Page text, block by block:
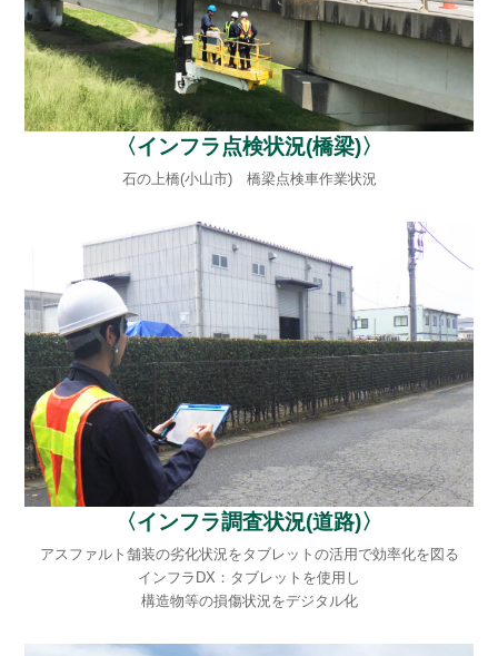
〈インフラ点検状況(橋梁)〉
石の上橋(小山市) 橋梁点検車作業状況
〈インフラ調査状況(道路)〉
アスファルト舗装の劣化状況をタブレットの活用で効率化を図る
インフラDX：タブレットを使用し
構造物等の損傷状況をデジタル化